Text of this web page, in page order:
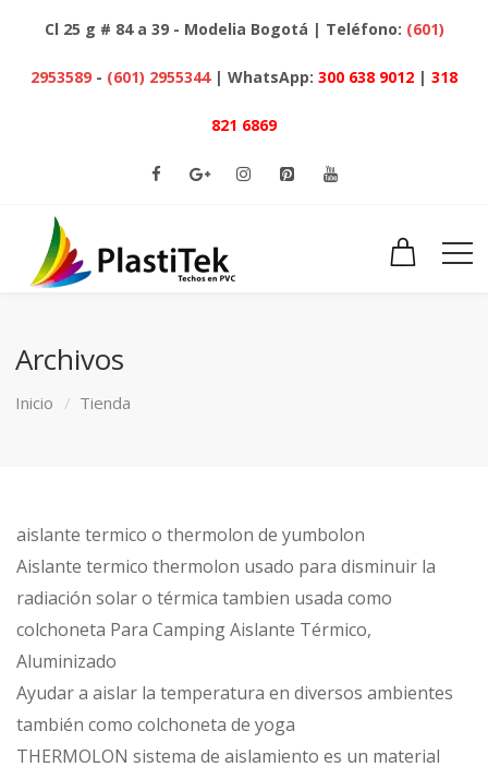
Cl 25 g # 84 a 39 - Modelia Bogotá | Teléfono: (601)
2953589 - (601) 2955344 | WhatsApp: 300 638 9012 | 318
821 6869
Archivos
Inicio Tienda
aislante termico o thermolon de yumbolon
Aislante termico thermolon usado para disminuir la
radiación solar o térmica tambien usada como
colchoneta Para Camping Aislante Térmico,
Aluminizado
Ayudar a aislar la temperatura en diversos ambientes
también como colchoneta de yoga
THERMOLON sistema de aislamiento es un material